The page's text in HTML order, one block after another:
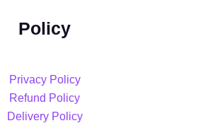
Policy
Privacy Policy
Refund Policy
Delivery Policy